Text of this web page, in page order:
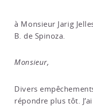
à Monsieur Jarig
B. de Spinoza.
Monsieur,
Divers
répondre plus tôt.